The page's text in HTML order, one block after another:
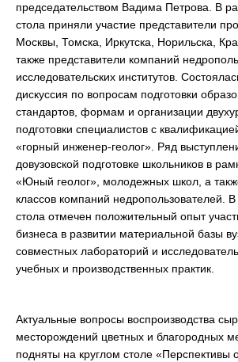
председательством Вадима Петрова. В
стола приняли участие представители
Москвы, Томска, Иркутска, Норильска,
также представители компаний
исследовательских институтов.
дискуссия по вопросам подготовки
стандартов, формам и организации
подготовки специалистов с
«горный инженер-геолог». Ряд
довузовской подготовке школьников в
«Юный геолог», молодежных школ, а
классов компаний недропользователей. В
стола отмечен положительный опыт
бизнеса в развитии материальной базы
совместных лабораторий и
учебных и производственных практик.
Актуальные вопросы воспроизводства
месторождений цветных и благородных
подняты на круглом столе «Перспективы